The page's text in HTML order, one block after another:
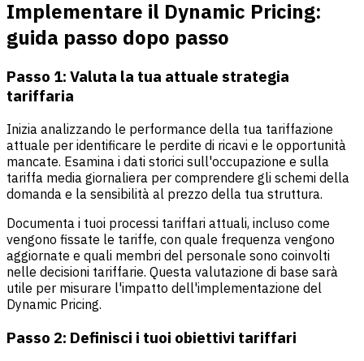
Implementare il Dynamic Pricing:
guida passo dopo passo
Passo 1: Valuta la tua attuale strategia
tariffaria
Inizia analizzando le performance della tua tariffazione
attuale per identificare le perdite di ricavi e le opportunità
mancate. Esamina i dati storici sull'occupazione e sulla
tariffa media giornaliera per comprendere gli schemi della
domanda e la sensibilità al prezzo della tua struttura.
Documenta i tuoi processi tariffari attuali, incluso come
vengono fissate le tariffe, con quale frequenza vengono
aggiornate e quali membri del personale sono coinvolti
nelle decisioni tariffarie. Questa valutazione di base sarà
utile per misurare l'impatto dell'implementazione del
Dynamic Pricing.
Passo 2: Definisci i tuoi obiettivi tariffari